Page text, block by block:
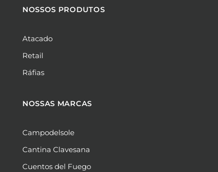
b
o
a
g
m
s
a
e
d
NOSSOS PRODUTOS
Atacado
Retail
Ráfias
NOSSAS MARCAS
Campodelsole
Cantina Clavesana
Cuentos del Fuego